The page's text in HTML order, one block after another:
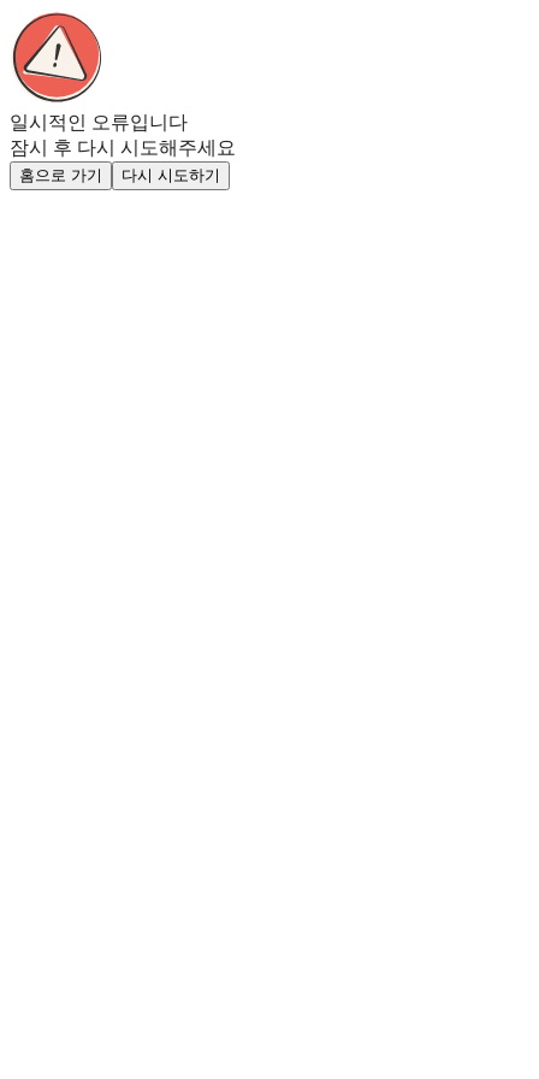
일시적인 오류입니다
잠시 후 다시 시도해주세요
홈으로 가기 다시 시도하기